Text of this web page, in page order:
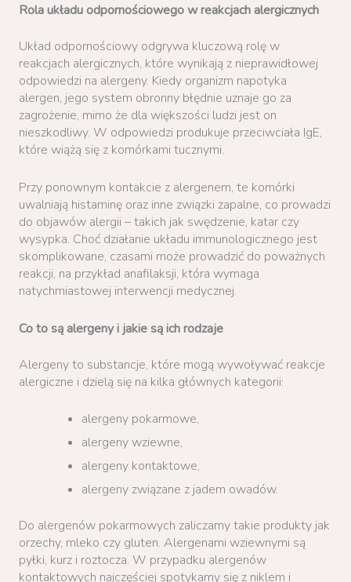
Rola układu odpornościowego w reakcjach alergicznych
Układ odpornościowy odgrywa kluczową rolę w
reakcjach alergicznych, które wynikają z nieprawidłowej
odpowiedzi na alergeny. Kiedy organizm napotyka
alergen, jego system obronny błędnie uznaje go za
zagrożenie, mimo że dla większości ludzi jest on
nieszkodliwy. W odpowiedzi produkuje przeciwciała IgE,
które wiążą się z komórkami tucznymi.
Przy ponownym kontakcie z alergenem, te komórki
uwalniają histaminę oraz inne związki zapalne, co prowadzi
do objawów alergii – takich jak swędzenie, katar czy
wysypka. Choć działanie układu immunologicznego jest
skomplikowane, czasami może prowadzić do poważnych
reakcji, na przykład anafilaksji, która wymaga
natychmiastowej interwencji medycznej.
Co to są alergeny i jakie są ich rodzaje
Alergeny to substancje, które mogą wywoływać reakcje
alergiczne i dzielą się na kilka głównych kategorii:
alergeny pokarmowe,
alergeny wziewne,
alergeny kontaktowe,
alergeny związane z jadem owadów.
Do alergenów pokarmowych zaliczamy takie produkty jak
orzechy, mleko czy gluten. Alergenami wziewnymi są
pyłki, kurz i roztocza. W przypadku alergenów
kontaktowych najczęściej spotykamy się z niklem i